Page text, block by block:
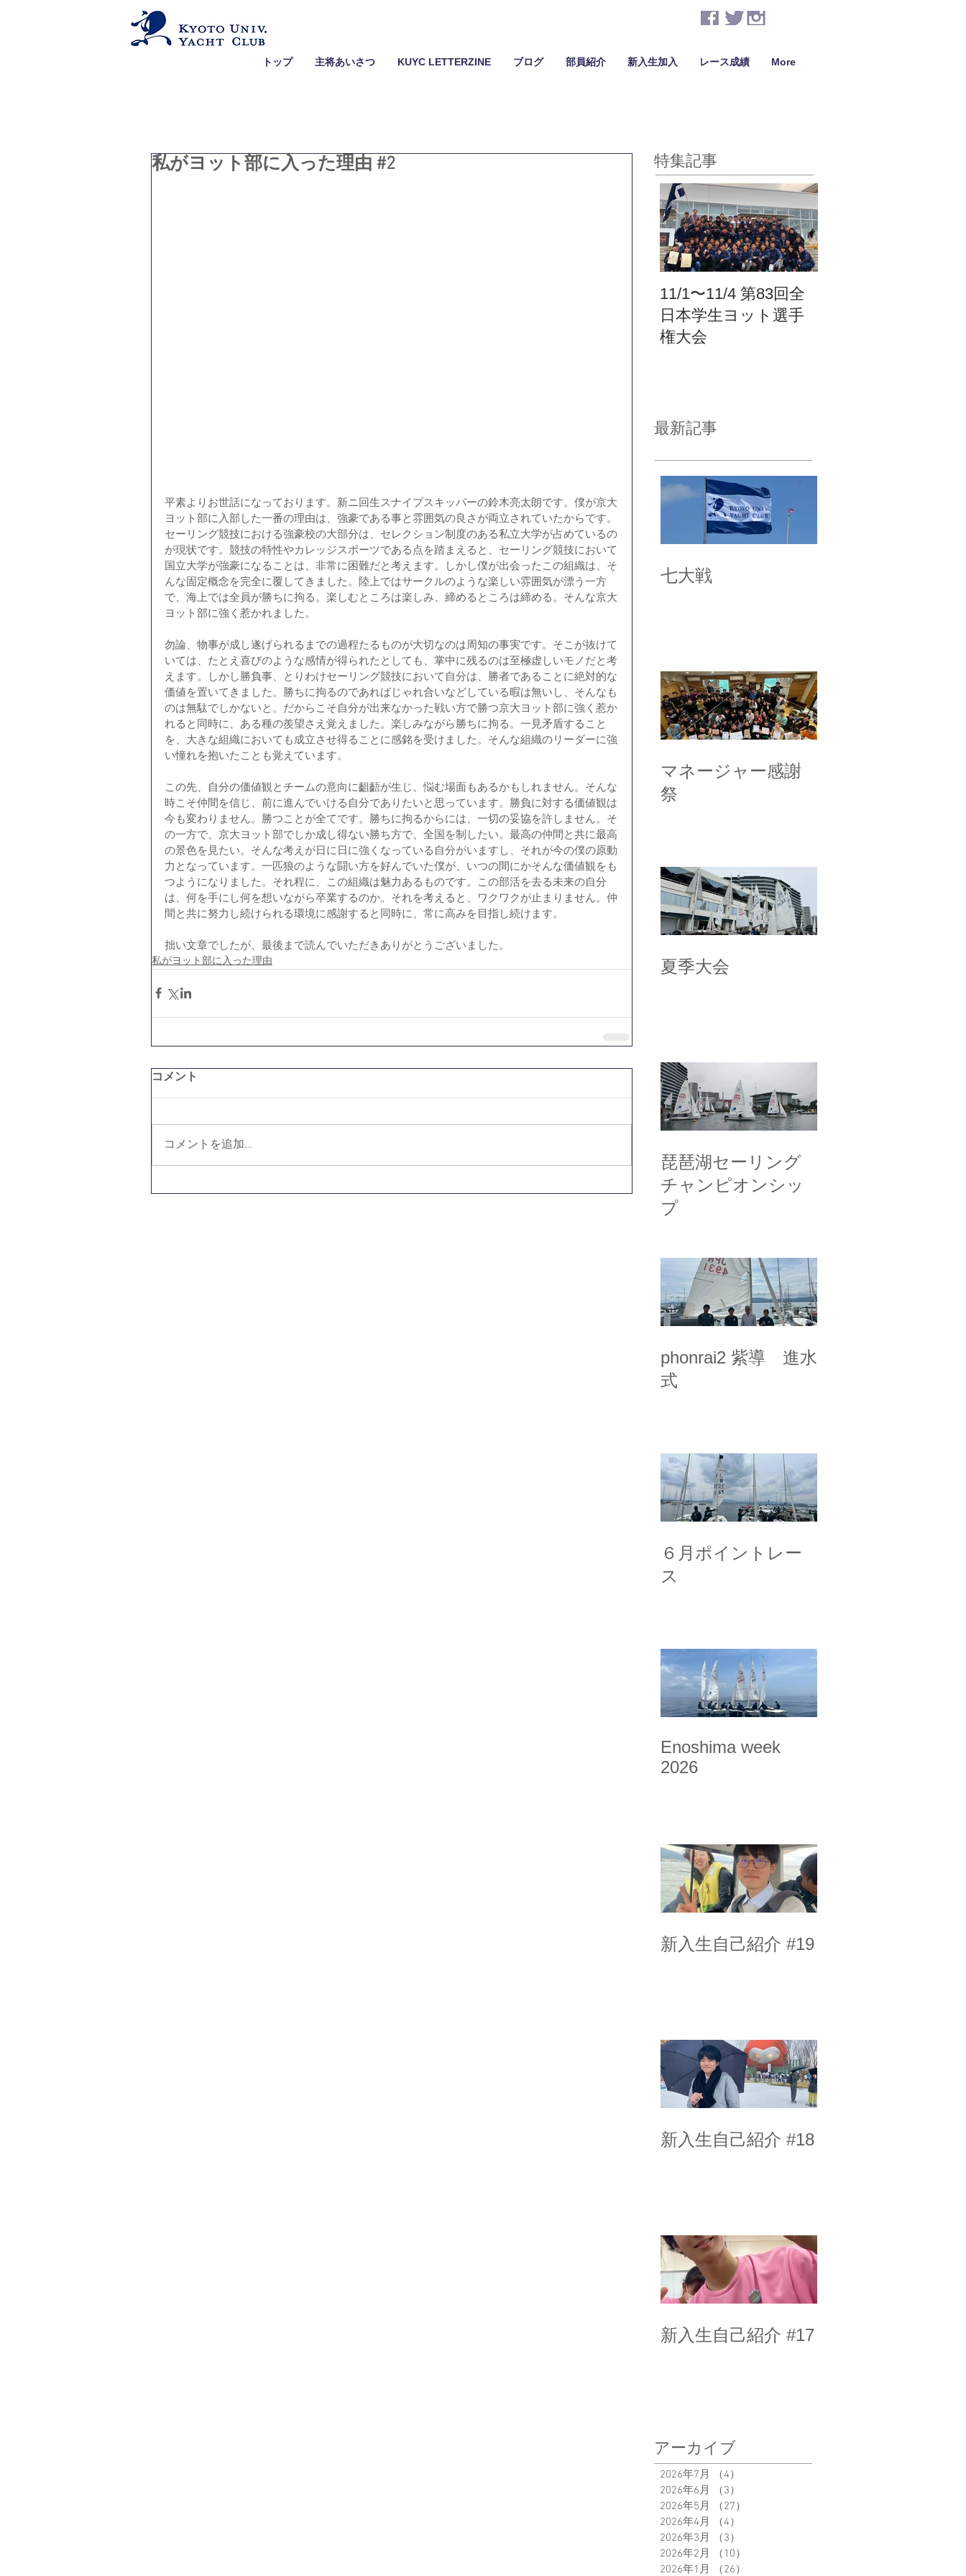
トップ 主将あいさつ KUYC LETTERZINE ブログ 部員紹介 新入生加入 レース成績 More
私がヨット部に入った理由 #2
平素よりお世話になっております。新ニ回生スナイプスキッパーの鈴木亮太朗です。僕が京大
ヨット部に入部した一番の理由は、強豪である事と雰囲気の良さが両立されていたからです。
セーリング競技における強豪校の大部分は、セレクション制度のある私立大学が占めているの
が現状です。競技の特性やカレッジスポーツである点を踏まえると、セーリング競技において
国立大学が強豪になることは、非常に困難だと考えます。しかし僕が出会ったこの組織は、そ
んな固定概念を完全に覆してきました。陸上ではサークルのような楽しい雰囲気が漂う一方
で、海上では全員が勝ちに拘る。楽しむところは楽しみ、締めるところは締める。そんな京大
ヨット部に強く惹かれました。
勿論、物事が成し遂げられるまでの過程たるものが大切なのは周知の事実です。そこが抜けて
いては、たとえ喜びのような感情が得られたとしても、掌中に残るのは至極虚しいモノだと考
えます。しかし勝負事、とりわけセーリング競技において自分は、勝者であることに絶対的な
価値を置いてきました。勝ちに拘るのであればじゃれ合いなどしている暇は無いし、そんなも
のは無駄でしかないと。だからこそ自分が出来なかった戦い方で勝つ京大ヨット部に強く惹か
れると同時に、ある種の羨望さえ覚えました。楽しみながら勝ちに拘る。一見矛盾すること
を、大きな組織においても成立させ得ることに感銘を受けました。そんな組織のリーダーに強
い憧れを抱いたことも覚えています。
この先、自分の価値観とチームの意向に齟齬が生じ、悩む場面もあるかもしれません。そんな
時こそ仲間を信じ、前に進んでいける自分でありたいと思っています。勝負に対する価値観は
今も変わりません。勝つことが全てです。勝ちに拘るからには、一切の妥協を許しません。そ
の一方で、京大ヨット部でしか成し得ない勝ち方で、全国を制したい。最高の仲間と共に最高
の景色を見たい。そんな考えが日に日に強くなっている自分がいますし、それが今の僕の原動
力となっています。一匹狼のような闘い方を好んでいた僕が、いつの間にかそんな価値観をも
つようになりました。それ程に、この組織は魅力あるものです。この部活を去る未来の自分
は、何を手にし何を想いながら卒業するのか。それを考えると、ワクワクが止まりません。仲
間と共に努力し続けられる環境に感謝すると同時に、常に高みを目指し続けます。
拙い文章でしたが、最後まで読んでいただきありがとうございました。
私がヨット部に入った理由
コメント
コメントを追加…
特集記事
11/1〜11/4 第83回全
日本学生ヨット選手
権大会
最新記事
七大戦
マネージャー感謝
祭
夏季大会
琵琶湖セーリング
チャンピオンシッ
プ
phonrai2 紫導 進水
式
６月ポイントレー
ス
Enoshima week
2026
新入生自己紹介 #19
新入生自己紹介 #18
新入生自己紹介 #17
アーカイブ
2026年7月 （4）
2026年6月
（3）
2026年5月
（27）
2026年4月
（4）
2026年3月
（3）
2026年2月
（10）
2026年1月
（26）